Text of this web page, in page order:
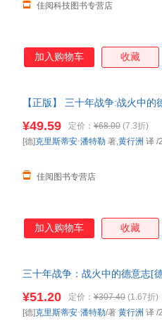
佳阅科技图书专营店
加入购物车 收藏
【正版】 三十年战争:战火中
¥49.59 定价： ¥68.00 (7.3折)
佳阅图书专营店
[德]克里斯蒂安·潘特勒 著,黄行洲 译 /
加入购物车 收藏
三十年战争：战火中的德意志[
电子发票！
¥51.20 定价： ¥307.40 (1.67折)
[德]克里斯蒂安·潘特勒/著 黄行洲 译 /